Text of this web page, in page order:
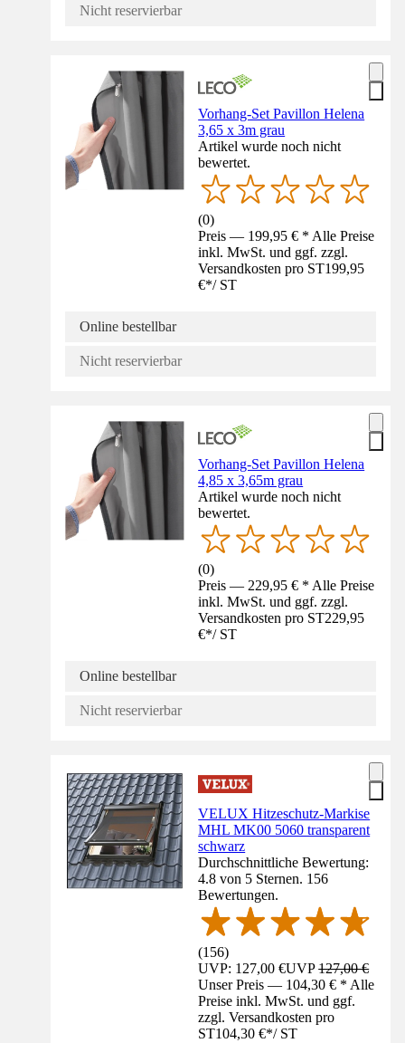
Nicht reservierbar
Vorhang-Set Pavillon Helena
3,65 x 3m grau
Artikel wurde noch nicht
bewertet.
(0)
Preis — 199,95 € * Alle Preise
inkl. MwSt. und ggf. zzgl.
Versandkosten pro ST199,95
€*/ ST
Online bestellbar
Nicht reservierbar
Vorhang-Set Pavillon Helena
4,85 x 3,65m grau
Artikel wurde noch nicht
bewertet.
(0)
Preis — 229,95 € * Alle Preise
inkl. MwSt. und ggf. zzgl.
Versandkosten pro ST229,95
€*/ ST
Online bestellbar
Nicht reservierbar
VELUX Hitzeschutz-Markise
MHL MK00 5060 transparent
schwarz
Durchschnittliche Bewertung:
4.8 von 5 Sternen. 156
Bewertungen.
(156)
UVP: 127,00 €UVP127,00 €
Unser Preis — 104,30 € * Alle
Preise inkl. MwSt. und ggf.
zzgl. Versandkosten pro
ST104,30 €*/ ST